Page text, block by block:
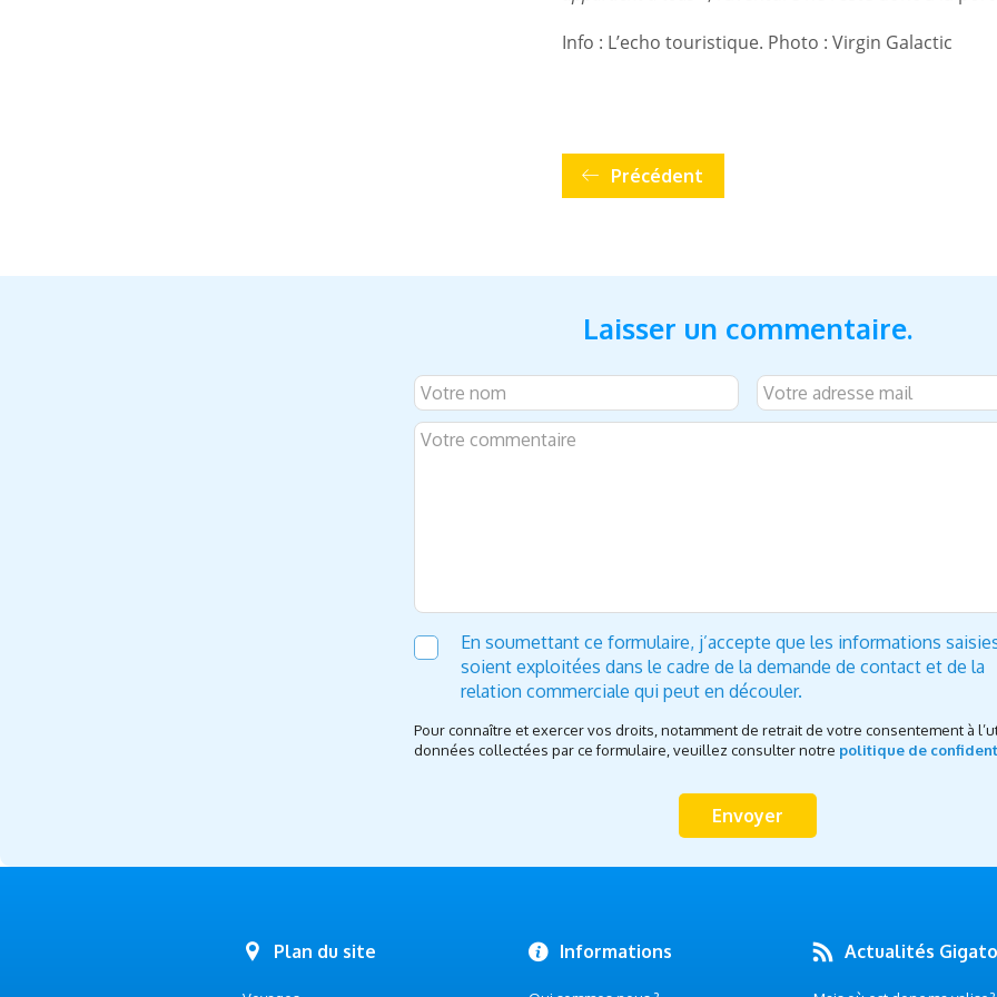
Info : L’echo touristique. Photo : Virgin Galactic
Précédent
Laisser un commentaire.
En soumettant ce formulaire, j’accepte que les informations
soient exploitées dans le cadre de la demande de contact et de la
relation commerciale qui peut en découler.
Pour connaître et exercer vos droits, notamment de retrait de votre consentement à
données collectées par ce formulaire, veuillez consulter notre politique de
Plan du site Informations Actualités